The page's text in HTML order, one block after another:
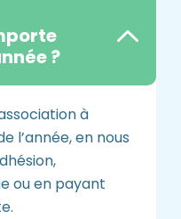
?
à
l’année, en nous
ou en payant